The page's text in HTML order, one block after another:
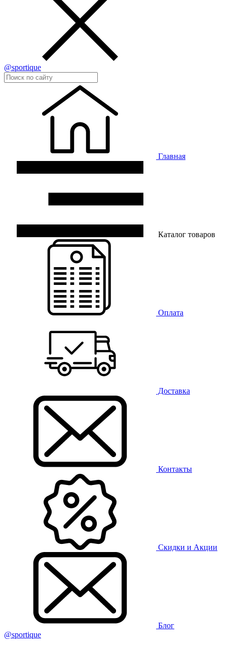
@sportique
Главная
Каталог товаров
Оплата
Доставка
Контакты
Скидки и Акции
Блог
@sportique